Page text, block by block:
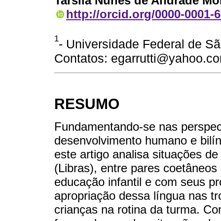
http://orcid.org/0000-0001-
1- Universidade Federal de
Contatos:
RESUMO
Fundamentando-se nas
desenvolvimento humano e
este artigo analisa situações
(Libras), entre pares
educação infantil e com seus
apropriação dessa língua nas
crianças na rotina da turma.